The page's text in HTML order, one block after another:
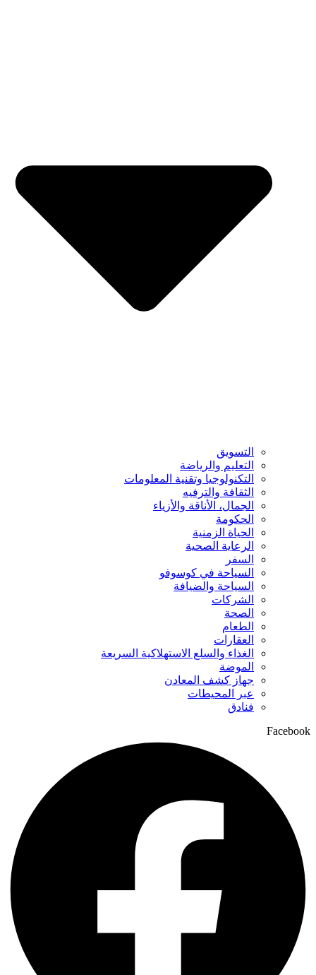
التسويق
التعليم والرياضة
التكنولوجيا وتقنية المعلومات
الثقافة والترفيه
الجمال، الأناقة والأزياء
الحكومة
الحياة الزمنية
الرعاية الصحية
السفر
السياحة في كوسوفو
السياحة والضيافة
الشركات
الصحة
الطعام
العقارات
الغذاء والسلع الاستهلاكية السريعة
الموضة
جهاز كشف المعادن
عبر المحيطات
فنادق
Facebook